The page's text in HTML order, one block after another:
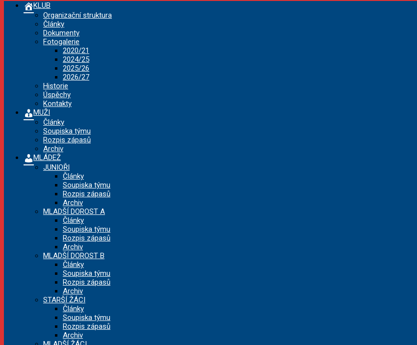
KLUB
Organizační struktura
Články
Dokumenty
Fotogalerie
2020/21
2024/25
2025/26
2026/27
Historie
Úspěchy
Kontakty
MUŽI
Články
Soupiska týmu
Rozpis zápasů
Archiv
MLÁDEŽ
JUNIOŘI
Články
Soupiska týmu
Rozpis zápasů
Archiv
MLADŠÍ DOROST A
Články
Soupiska týmu
Rozpis zápasů
Archiv
MLADŠÍ DOROST B
Články
Soupiska týmu
Rozpis zápasů
Archiv
STARŠÍ ŽÁCI
Články
Soupiska týmu
Rozpis zápasů
Archiv